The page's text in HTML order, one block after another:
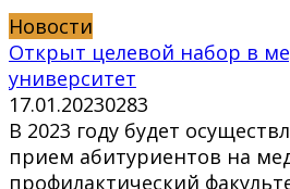
Новости
Открыт целевой набор в
университет
17.01.20230283
В 2023 году будет
прием абитуриентов на
профилактический